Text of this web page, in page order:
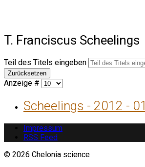
T. Franciscus Scheelings
Teil des Titels eingeben
Zurücksetzen
Anzeige #
Scheelings - 2012 - 01
Impressum
RSS Feed
© 2026 Chelonia science